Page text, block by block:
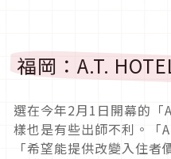
福岡：A.T.
選在今年2月1日開幕的「
樣也是有些出師不利。「
「希望能提供改變入住